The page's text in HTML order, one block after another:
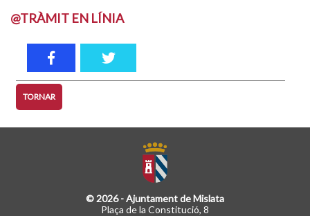
@TRÀMIT EN LÍNIA
TORNAR
© 2026 - Ajuntament de Mislata
Plaça de la Constitució, 8